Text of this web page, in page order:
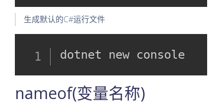
生成默认的C#运行文件
dotnet new console
nameof(变量名称)